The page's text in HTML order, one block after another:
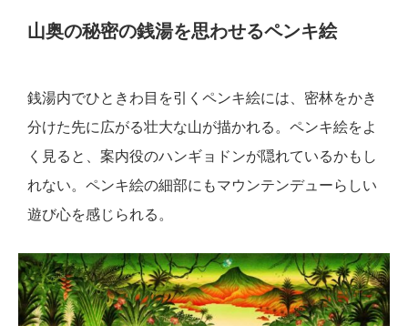
山奥の秘密の銭湯を思わせるペンキ絵
銭湯内でひときわ目を引くペンキ絵には、密林をかき
分けた先に広がる壮大な山が描かれる。ペンキ絵をよ
く見ると、案内役のハンギョドンが隠れているかもし
れない。ペンキ絵の細部にもマウンテンデューらしい
遊び心を感じられる。